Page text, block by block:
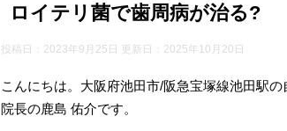
ロイテリ菌で歯周病が治る?
投稿日：2023年9月25日 更新日： 2025年10月20日
こんにちは。大阪府池田市/阪急宝塚線池田駅
院長の鹿島 佑介です。